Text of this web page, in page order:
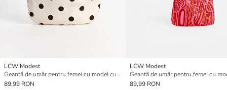
LCW Modest
Geantă de umăr pentru femei cu model cu buline
89,99 RON
LCW Modest
89,99 RON